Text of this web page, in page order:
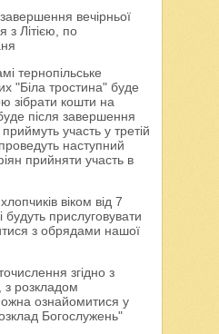
вечірньої
з Літією, по
тернопільське
"Біла тростина" буде
зібрати кошти на
після завершення
приймуть участь у третій
наступний
прийняти участь в
віком від 7
будуть прислуговувати
з обрядами нашої
згідно з
розкладом
ознайомитися у
Богослужень"